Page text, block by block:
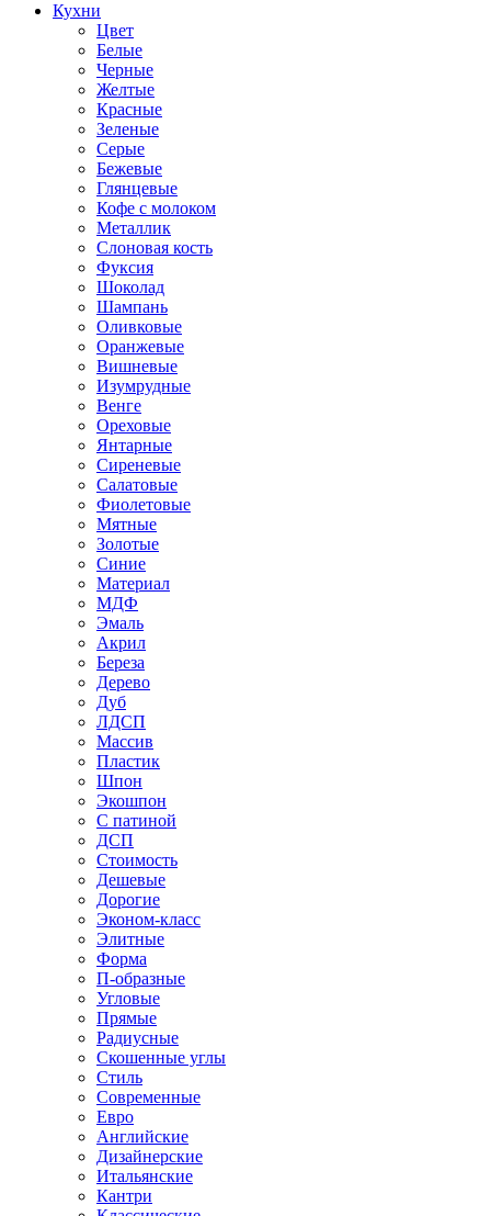
Кухни
Цвет
Белые
Черные
Желтые
Красные
Зеленые
Серые
Бежевые
Глянцевые
Кофе с молоком
Металлик
Слоновая кость
Фуксия
Шоколад
Шампань
Оливковые
Оранжевые
Вишневые
Изумрудные
Венге
Ореховые
Янтарные
Сиреневые
Салатовые
Фиолетовые
Мятные
Золотые
Синие
Материал
МДФ
Эмаль
Акрил
Береза
Дерево
Дуб
ЛДСП
Массив
Пластик
Шпон
Экошпон
С патиной
ДСП
Стоимость
Дешевые
Дорогие
Эконом-класс
Элитные
Форма
П-образные
Угловые
Прямые
Радиусные
Скошенные углы
Стиль
Современные
Евро
Английские
Дизайнерские
Итальянские
Кантри